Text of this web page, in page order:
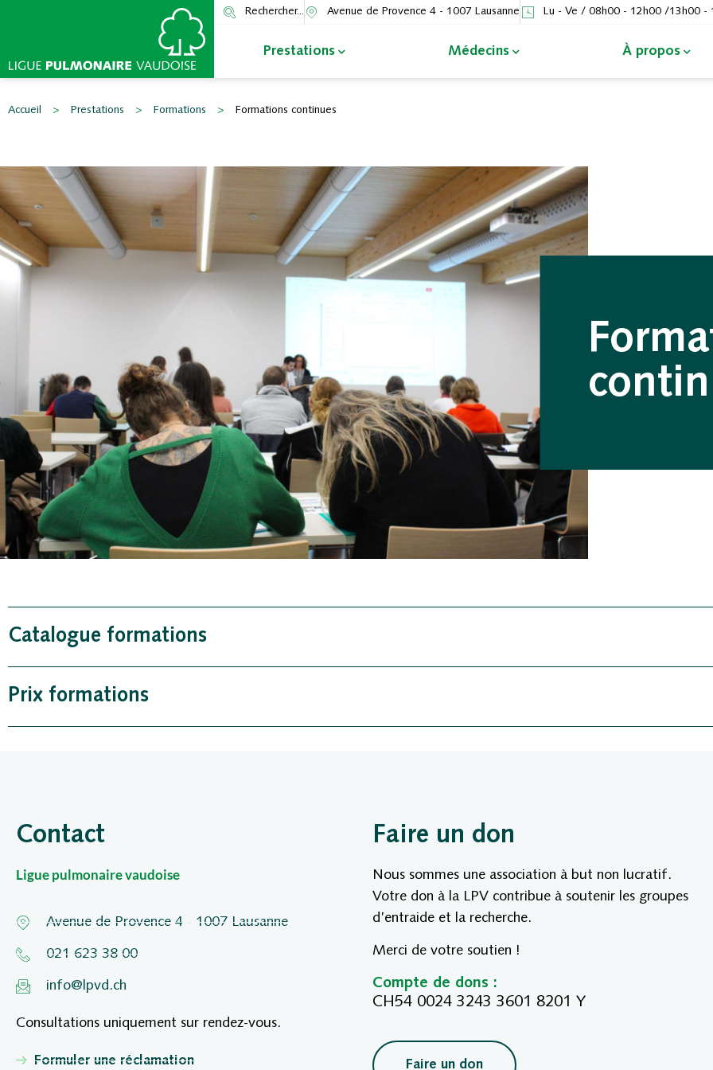
Rechercher... Avenue de Provence 4 - 1007 Lausanne Lu - Ve / 08h00 - 12h00 /13h00 -
Prestations Médecins À propos
Accueil > Prestations > Formations > Formations continues
Catalogue formations
Prix formations
Contact
Ligue pulmonaire vaudoise
Avenue de Provence 4 - 1007 Lausanne
021 623 38 00
info@lpvd.ch
Consultations uniquement sur rendez-vous.
Formuler une réclamation
Faire un don
Nous sommes une association à but non lucratif.
Votre don à la LPV contribue à soutenir les groupes
d’entraide et la recherche.
Merci de votre soutien !
Compte de dons :
CH54 0024 3243 3601 8201 Y
Faire un don